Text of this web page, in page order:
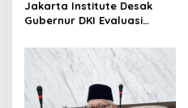
o
n
Jakarta Institute Desak
Gubernur DKI Evaluasi
Penumpang Diturunkan